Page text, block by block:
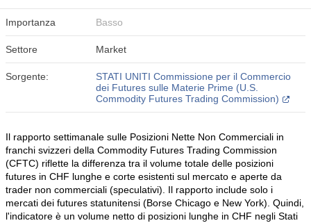
Importanza Basso
Settore Market
Sorgente:
STATI UNITI Commissione per il Commercio
dei Futures sulle Materie Prime (U.S.
Commodity Futures Trading Commission)
Il rapporto settimanale sulle Posizioni Nette Non Commerciali in
franchi svizzeri della Commodity Futures Trading Commission
(CFTC) riflette la differenza tra il volume totale delle posizioni
futures in CHF lunghe e corte esistenti sul mercato e aperte da
trader non commerciali (speculativi). Il rapporto include solo i
mercati dei futures statunitensi (Borse Chicago e New York). Quindi,
l'indicatore è un volume netto di posizioni lunghe in CHF negli Stati